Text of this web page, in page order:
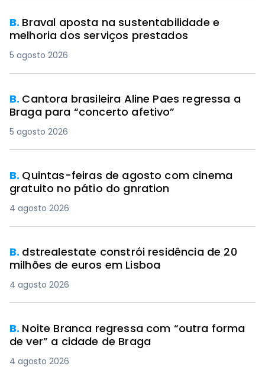
B. Braval aposta na sustentabilidade e
melhoria dos serviços prestados
5 agosto 2026
B. Cantora brasileira Aline Paes regressa a
Braga para “concerto afetivo”
5 agosto 2026
B. Quintas-feiras de agosto com cinema
gratuito no pátio do gnration
4 agosto 2026
B. dstrealestate constrói residência de 20
milhões de euros em Lisboa
4 agosto 2026
B. Noite Branca regressa com “outra forma
de ver” a cidade de Braga
4 agosto 2026